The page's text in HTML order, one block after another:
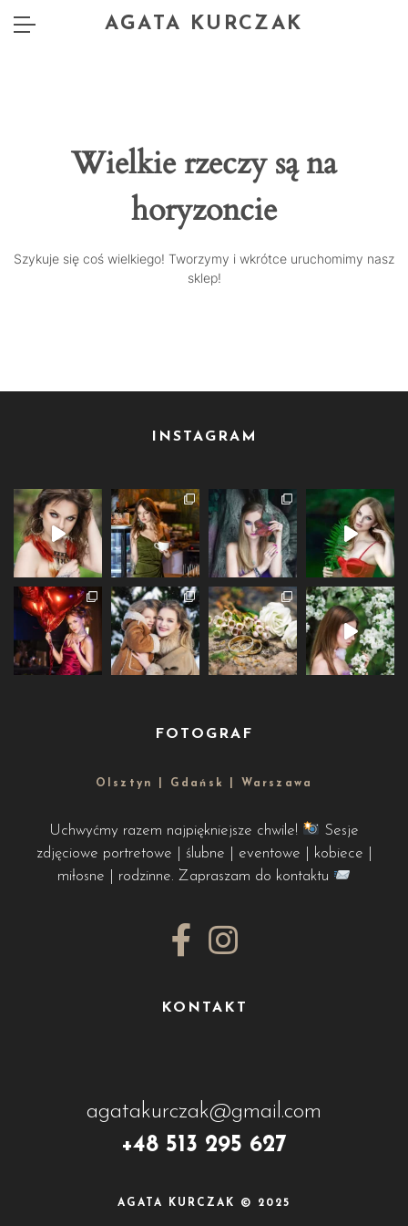
AGATA KURCZAK
Wielkie rzeczy są na
horyzoncie
Szykuje się coś wielkiego! Tworzymy i wkrótce uruchomimy nasz
sklep!
INSTAGRAM
FOTOGRAF
Olsztyn | Gdańsk | Warszawa
Uchwyćmy razem najpiękniejsze chwile!
Sesje
zdjęciowe portretowe | ślubne | eventowe | kobiece |
miłosne | rodzinne. Zapraszam do kontaktu
KONTAKT
agatakurczak@gmail.com
+48 513 295 627
AGATA KURCZAK © 2025